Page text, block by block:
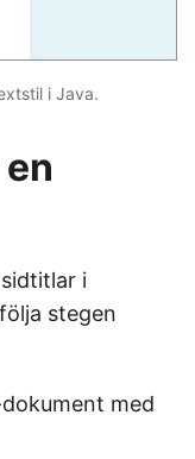
i Java.
i
stegen
med